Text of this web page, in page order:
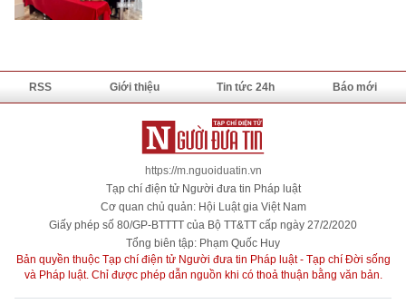
RSS Giới thiệu Tin tức 24h Báo mới
https://m.nguoiduatin.vn
Tạp chí điện tử Người đưa tin Pháp luật
Cơ quan chủ quản: Hội Luật gia Việt Nam
Giấy phép số 80/GP-BTTTT của Bộ TT&TT cấp ngày 27/2/2020
Tổng biên tập: Phạm Quốc Huy
Bản quyền thuộc Tạp chí điện tử Người đưa tin Pháp luật - Tạp chí Đời sống
và Pháp luật. Chỉ được phép dẫn nguồn khi có thoả thuận bằng văn bản.